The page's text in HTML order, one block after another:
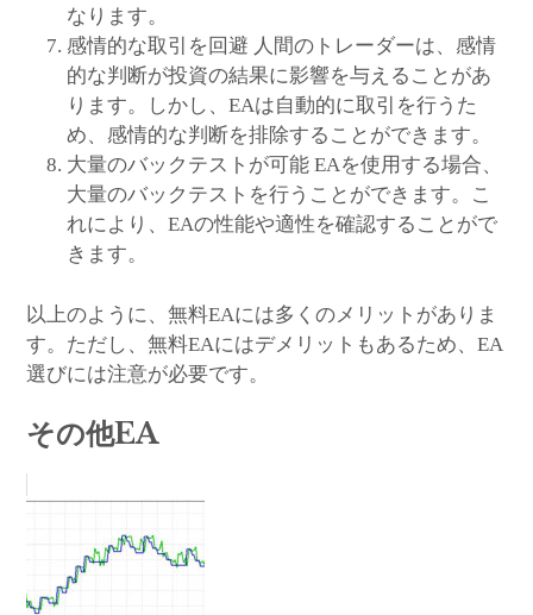
なります。
感情的な取引を回避 人間のトレーダーは、感情
的な判断が投資の結果に影響を与えることがあ
ります。しかし、EAは自動的に取引を行うた
め、感情的な判断を排除することができます。
大量のバックテストが可能 EAを使用する場合、
大量のバックテストを行うことができます。こ
れにより、EAの性能や適性を確認することがで
きます。
以上のように、無料EAには多くのメリットがありま
す。ただし、無料EAにはデメリットもあるため、EA
選びには注意が必要です。
その他EA